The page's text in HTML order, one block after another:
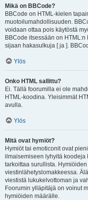
Mikä on BBCode?
BBCode on HTML-kielen
muotoilumahdollisuuden.
voidaan ottaa pois käytöstä
BBCode itsessään on
sijaan hakasulkuja [ ja ].
Ylös
Onko HTML sallittu?
Ei. Tällä foorumilla ei ole
HTML-koodina. Yleisimmät
avulla.
Ylös
Mitä ovat hymiöt?
Hymiöt tai emoticonit ovat
ilmaisemiseen lyhyitä koodeja
tarkoittaa surullista.
viestinlähetyslomakkeessa.
viestistä lukukelvottoman ja
Foorumin ylläpitäjä on voinut
hymiöiden määrälle.